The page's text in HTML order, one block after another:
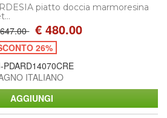
piatto doccia marmoresina
€ 480.00
26%
PDARD14070CRE
ITALIANO